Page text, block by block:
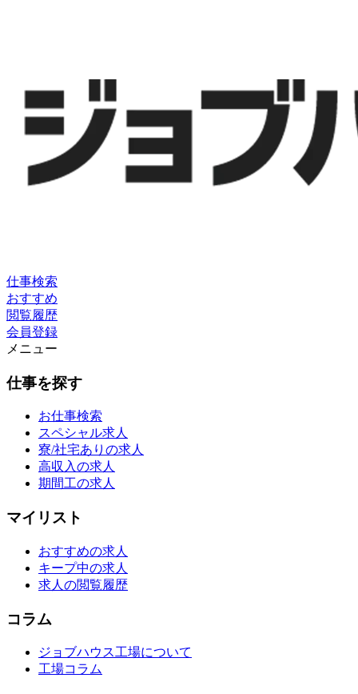
仕事検索
おすすめ
閲覧履歴
会員登録
メニュー
仕事を探す
お仕事検索
スペシャル求人
寮/社宅ありの求人
高収入の求人
期間工の求人
マイリスト
おすすめの求人
キープ中の求人
求人の閲覧履歴
コラム
ジョブハウス工場について
工場コラム